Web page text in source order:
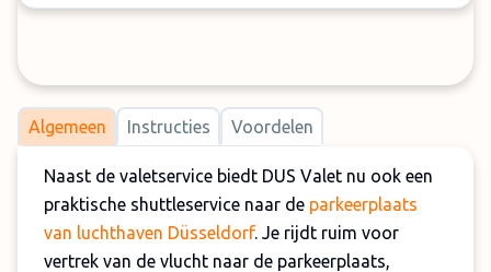
Algemeen Instructies Voordelen
Naast de valetservice biedt DUS Valet nu ook een
praktische shuttleservice naar de parkeerplaats
van luchthaven Düsseldorf. Je rijdt ruim voor
vertrek van de vlucht naar de parkeerplaats,